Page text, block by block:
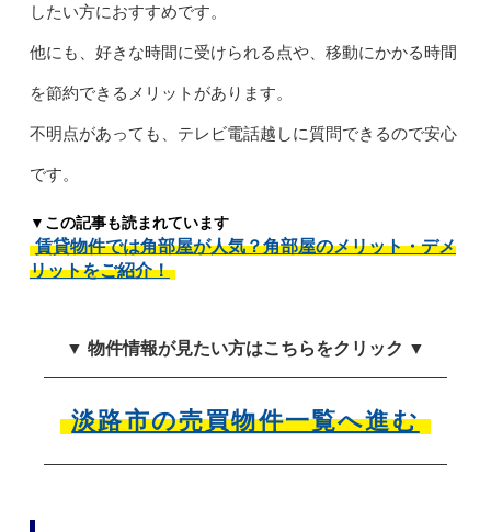
したい方におすすめです。
他にも、好きな時間に受けられる点や、移動にかかる時間
を節約できるメリットがあります。
不明点があっても、テレビ電話越しに質問できるので安心
です。
▼この記事も読まれています
賃貸物件では角部屋が人気？角部屋のメリット・デメ
リットをご紹介！
▼ 物件情報が見たい方はこちらをクリック ▼
淡路市の売買物件一覧へ進む